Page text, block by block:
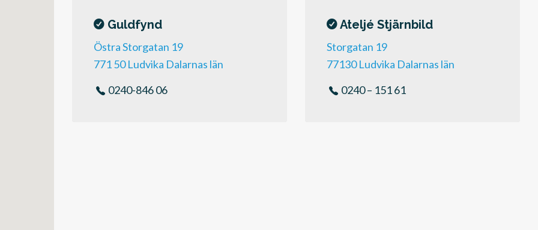
Guldfynd
Östra Storgatan 19
771 50 Ludvika Dalarnas län
0240-846 06
Ateljé Stjärnbild
Storgatan 19
77130 Ludvika Dalarnas län
0240 – 151 61